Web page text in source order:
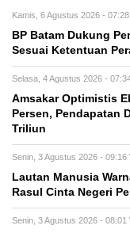
Kamis, 6 Agustus 2026 -
BP Batam Dukung
Sesuai Ketentuan
Selasa, 4 Agustus 2026 -
Amsakar Optimistis
Persen, Pendapatan
Triliun
Senin, 3 Agustus 2026 - 09:16
Lautan Manusia
Rasul Cinta Negeri
Senin, 3 Agustus 2026 - 08:01